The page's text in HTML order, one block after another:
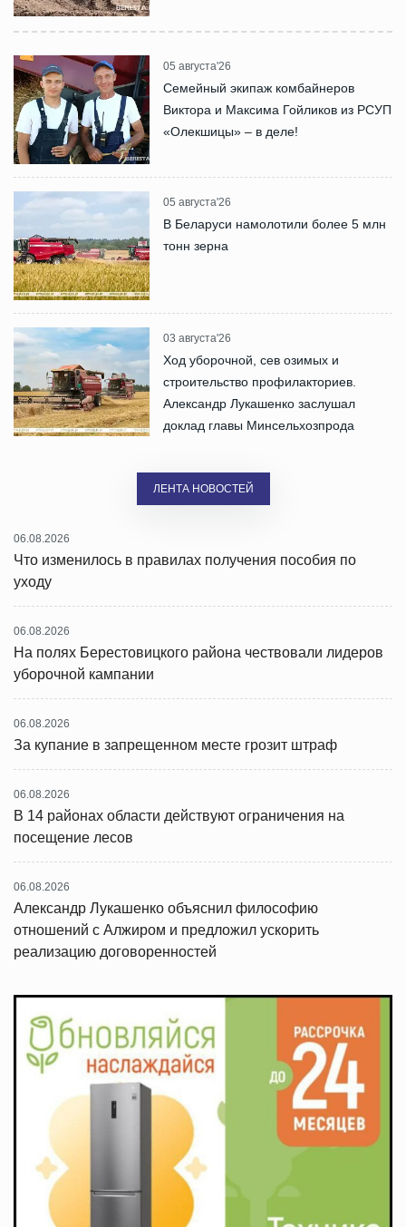
05 августа'26
Семейный экипаж комбайнеров
Виктора и Максима Гойликов из РСУП
«Олекшицы» – в деле!
05 августа'26
В Беларуси намолотили более 5 млн
тонн зерна
03 августа'26
Ход уборочной, сев озимых и
строительство профилакториев.
Александр Лукашенко заслушал
доклад главы Минсельхозпрода
ЛЕНТА НОВОСТЕЙ
06.08.2026
Что изменилось в правилах получения пособия по
уходу
06.08.2026
На полях Берестовицкого района чествовали лидеров
уборочной кампании
06.08.2026
За купание в запрещенном месте грозит штраф
06.08.2026
В 14 районах области действуют ограничения на
посещение лесов
06.08.2026
Александр Лукашенко объяснил философию
отношений с Алжиром и предложил ускорить
реализацию договоренностей